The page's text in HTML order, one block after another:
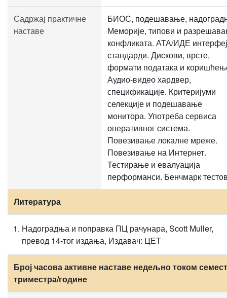
Садржај практичне
наставе
БИОС, подешавање,
Меморије, типови и
конфликата. АТА/ИДЕ
стандарди. Дискови, врсте,
формати података и
Аудио-видео хардвер,
спецификације. Критеријуми
селекције и подешавање
монитора. Употреба сервиса
оперативног система.
Повезивање локалне мреже.
Повезивање на Интернет.
Тестирање и евалуација
перформанси. Бенчмарк
Литература
Надоградња и поправка ПЦ рачунара, Scott Muller,
превод 14-тог издања, Издавач: ЦЕТ
Број часова активне наставе недељно током
триместра/године